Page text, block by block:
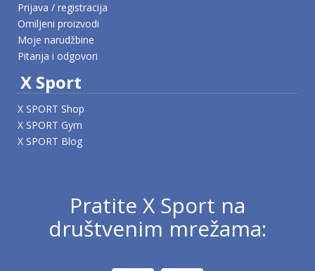
Prijava / registracija
Omiljeni proizvodi
Moje narudžbine
Pitanja i odgovori
X Sport
X SPORT Shop
X SPORT Gym
X SPORT Blog
Pratite X Sport na
društvenim mrežama: